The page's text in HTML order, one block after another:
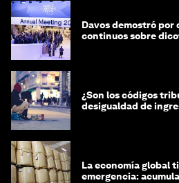
Davos demostró por
continuos sobre
¿Son los códigos
desigualdad de
La economía global
emergencia: